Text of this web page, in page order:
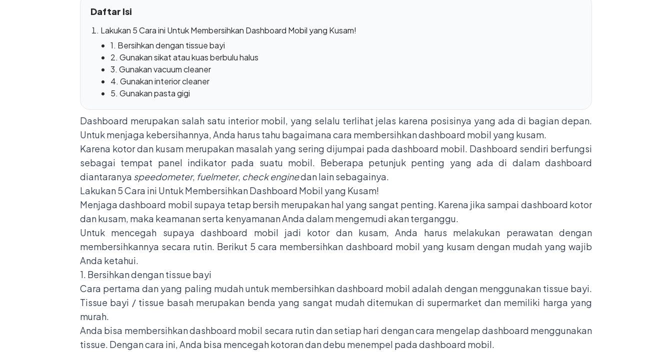
Daftar Isi
Lakukan 5 Cara ini Untuk Membersihkan Dashboard Mobil yang Kusam!
1. Bersihkan dengan tissue bayi
2. Gunakan sikat atau kuas berbulu halus
3. Gunakan vacuum cleaner
4. Gunakan interior cleaner
5. Gunakan pasta gigi
Dashboard merupakan salah satu interior mobil, yang selalu terlihat jelas karena posisinya yang ada di bagian depan.
Untuk menjaga kebersihannya, Anda harus tahu bagaimana cara membersihkan dashboard mobil yang kusam.
Karena kotor dan kusam merupakan masalah yang sering dijumpai pada dashboard mobil. Dashboard sendiri berfungsi
sebagai tempat panel indikator pada suatu mobil. Beberapa petunjuk penting yang ada di dalam dashboard
diantaranya speedometer, fuelmeter, check enginedan lain sebagainya.
Lakukan 5 Cara ini Untuk Membersihkan Dashboard Mobil yang Kusam!
Menjaga dashboard mobil supaya tetap bersih merupakan hal yang sangat penting. Karena jika sampai dashboard kotor
dan kusam, maka keamanan serta kenyamanan Anda dalam mengemudi akan terganggu.
Untuk mencegah supaya dashboard mobil jadi kotor dan kusam, Anda harus melakukan perawatan dengan
membersihkannya secara rutin. Berikut 5 cara membersihkan dashboard mobil yang kusam dengan mudah yang wajib
Anda ketahui.
1. Bersihkan dengan tissue bayi
Cara pertama dan yang paling mudah untuk membersihkan dashboard mobil adalah dengan menggunakan tissue bayi.
Tissue bayi / tissue basah merupakan benda yang sangat mudah ditemukan di supermarket dan memiliki harga yang
murah.
Anda bisa membersihkan dashboard mobil secara rutin dan setiap hari dengan cara mengelap dashboard menggunakan
tissue. Dengan cara ini, Anda bisa mencegah kotoran dan debu menempel pada dashboard mobil.